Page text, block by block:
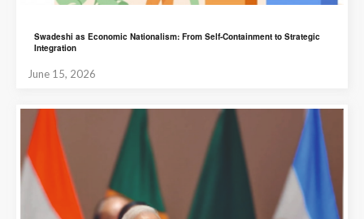
Swadeshi as Economic Nationalism: From Self-Containment to Strategic
Integration
June 15, 2026